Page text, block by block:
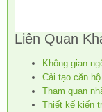
Liên Quan
Không gian
Cải tạo căn
Tham quan
Thiết kế kiến